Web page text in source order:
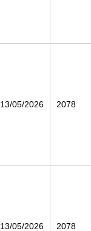
13/05/2026 2078
13/05/2026 2078